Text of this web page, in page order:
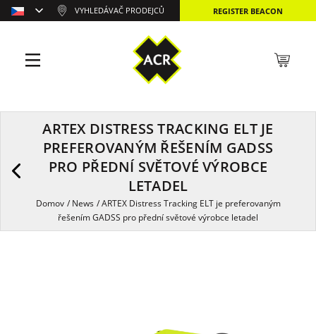
ARTEX DISTRESS TRACKING ELT JE
PREFEROVANÝM ŘEŠENÍM GADSS
PRO PŘEDNÍ SVĚTOVÉ VÝROBCE
LETADEL
Domov /News /ARTEX Distress Tracking ELT je preferovaným
řešením GADSS pro přední světové výrobce letadel
VYHLEDÁVAČ PRODEJCŮ REGISTER BEACON